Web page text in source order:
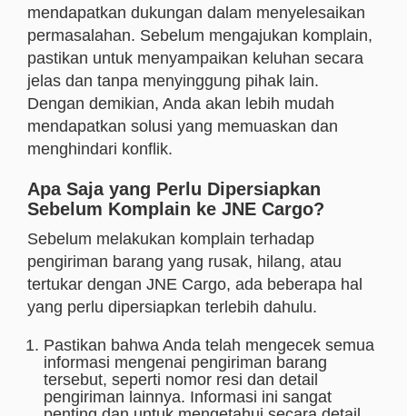
mendapatkan dukungan dalam menyelesaikan
permasalahan. Sebelum mengajukan komplain,
pastikan untuk menyampaikan keluhan secara
jelas dan tanpa menyinggung pihak lain.
Dengan demikian, Anda akan lebih mudah
mendapatkan solusi yang memuaskan dan
menghindari konflik.
Apa Saja yang Perlu Dipersiapkan
Sebelum Komplain ke JNE Cargo?
Sebelum melakukan komplain terhadap
pengiriman barang yang rusak, hilang, atau
tertukar dengan JNE Cargo, ada beberapa hal
yang perlu dipersiapkan terlebih dahulu.
Pastikan bahwa Anda telah mengecek semua
informasi mengenai pengiriman barang
tersebut, seperti nomor resi dan detail
pengiriman lainnya. Informasi ini sangat